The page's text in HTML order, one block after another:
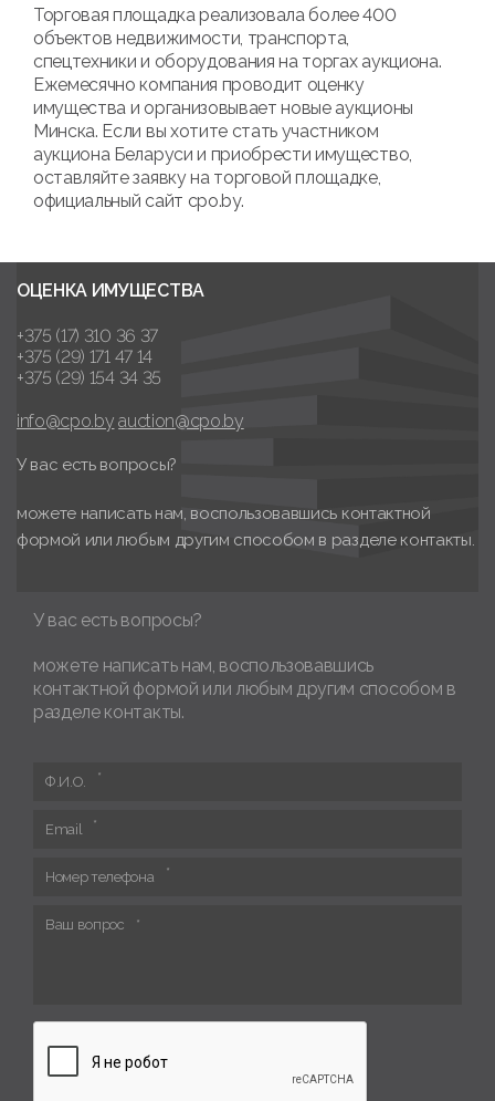
Торговая площадка реализовала более 400
объектов недвижимости, транспорта,
спецтехники и оборудования на торгах аукциона.
Ежемесячно компания проводит оценку
имущества и организовывает новые аукционы
Минска. Если вы хотите стать участником
аукциона Беларуси и приобрести имущество,
оставляйте заявку на торговой площадке,
официальный сайт cpo.by.
ОЦЕНКА ИМУЩЕСТВА
+375 (17) 310 36 37
+375 (29) 171 47 14
+375 (29) 154 34 35
info@cpo.by auction@cpo.by
У вас есть вопросы?
можете написать нам, воспользовавшись контактной
формой или любым другим способом в разделе контакты.
У вас есть вопросы?
можете написать нам, воспользовавшись
контактной формой или любым другим способом в
разделе контакты.
Ф.И.О.
Email
Номер телефона
Ваш вопрос